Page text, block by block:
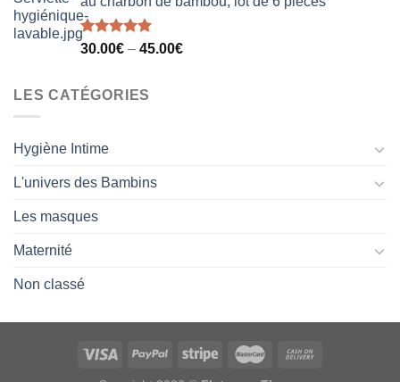
Note5.00
30.00€ – 45.00€
LES CATÉGORIES
Hygiène Intime
L'univers des Bambins
Les masques
Maternité
Non classé